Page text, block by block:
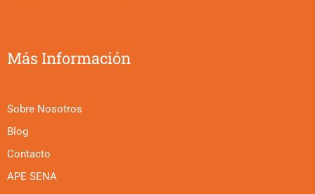
Más Información
Sobre Nosotros
Blog
Contacto
APE SENA